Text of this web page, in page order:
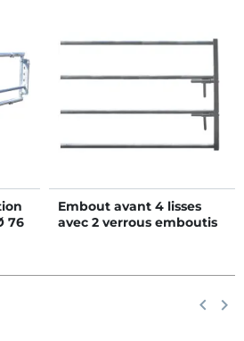
76
Embout avant 4 lisses
avec 2 verrous emboutis
keyboard_arrow_left keyboard_arrow_right